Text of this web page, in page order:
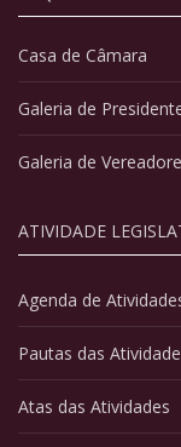
Casa de Câmara
Galeria de
Galeria de
ATIVIDADE
Agenda de
Pautas das
Atas das Atividades